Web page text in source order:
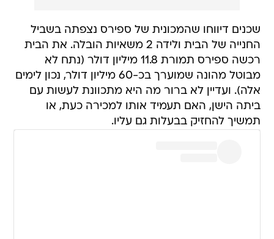
שכנים דיווחו שהמכונית של ספירס נצפתה בשביל
החנייה של הבית ולידה 2 משאיות הובלה. את הבית
רכשה ספירס תמורת 11.8 מיליון דולר (נתח לא
מבוטל מהונה שמוערך בכ-60 מיליון דולר, נכון לימים
אלה). ועדיין לא ברור מה היא מתכוונת לעשות עם
ביתה הישן, האם תעמיד אותו למכירה כעת, או
תמשיך להחזיק בבעלות גם עליו.